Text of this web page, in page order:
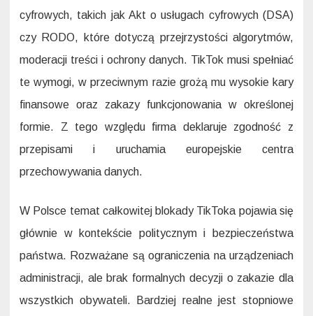
cyfrowych, takich jak Akt o usługach cyfrowych (DSA)
czy RODO, które dotyczą przejrzystości algorytmów,
moderacji treści i ochrony danych. TikTok musi spełniać
te wymogi, w przeciwnym razie grożą mu wysokie kary
finansowe oraz zakazy funkcjonowania w określonej
formie. Z tego względu firma deklaruje zgodność z
przepisami i uruchamia europejskie centra
przechowywania danych.
W Polsce temat całkowitej blokady TikToka pojawia się
głównie w kontekście politycznym i bezpieczeństwa
państwa. Rozważane są ograniczenia na urządzeniach
administracji, ale brak formalnych decyzji o zakazie dla
wszystkich obywateli. Bardziej realne jest stopniowe